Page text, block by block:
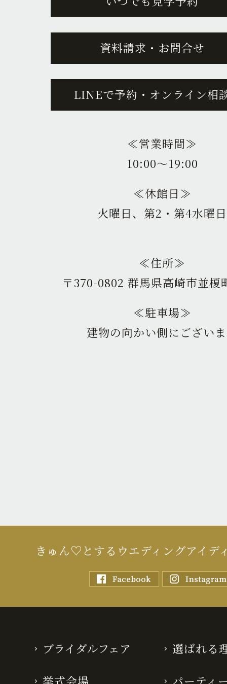
資料請求・お問合せ
LINEで予約・オンライン相
≪営業時間≫
10:00〜19:00
≪休館日≫
火曜日、第2・第4水曜日
≪住所≫
〒370-0802 群馬県高崎市並榎
≪駐車場≫
建物の向かい側にござい
きゅん♡とするウエディングアイデ
ブライダルフェア 選ばれる
挙式会場 パーティ